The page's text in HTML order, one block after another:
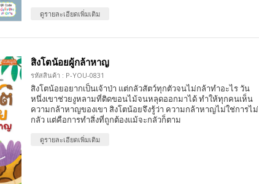
ดูรายละเอียดเพิ่มเติม
สิงโตน้อยผู้กล้าหาญ
รหัสสินค้า : P-YOU-0831
สิงโตน้อยอยากเป็นเจ้าป่า แต่กลัวสัตว์ทุกตัวจนไม่กล้าทำอะไร วัน
หนึ่งเขาช่วยงูหลามที่ติดขอนไม้จนหลุดออกมาได้ ทำให้ทุกคนเห็น
ความกล้าหาญของเขา สิงโตน้อยจึงรู้ว่า ความกล้าหาญไม่ใช่การไม่
กลัว แต่คือการทำสิ่งที่ถูกต้องแม้จะกลัวก็ตาม
ดูรายละเอียดเพิ่มเติม